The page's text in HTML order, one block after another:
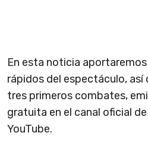
En esta noticia
rápidos del espectáculo,
tres primeros combates,
gratuita en el canal oficial de
YouTube.